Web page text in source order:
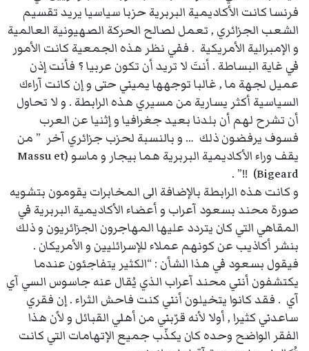
فرنسا كانت الأكاديمية البربرية حزبا سياسيا يريد تقسيم
الشعب الجزائري , تعمل لصالح الحركة الصهيونية العالمية
و الإمبرالية الأمريكية . ففي نظر هذه الجمعية كانت الأمور
في غاية البساطة . أنتَ لا تريد أن تكون عربيا ؟ فأنت إذن
عميل لجهة ما , غالبا توجهها يميني حتى و إن كانت آراءك
السياسية أكثر يسارية من مسيري هذه الرابطة . و لا تحاول
أن تشرح لهم أن بلدنا بعيد جغرافيا و إثنيا عن العرب
فسوف يرفضون ذلك … و بالنسبة لحزب جزائري آخر ” من
يقف وراء الأكاديمية البربرية هما بيجار و ماسو (Massu et
Bigeard) !!” .
و كانت هذه الرابطة بالإضافة الى المخابرات يقومون بتشويه
صورة محند بسعود آعراب و أعضاء الأكاديمية البربرية في
المقاهي التي كان يتردد عليها المهاجرون الجزائريون و ذلك
بنشر أكاذيب عن كونهم عملاء للإسرائليين و الأمريكان .
فيقول بسعود في هذا الشأن : “الكثير يتفاجئون عندما
يكتشفون أنني محند آعراب الذي يُقال عنه جاسوس السي آي
آي . فقد كانوا يتخيلون أنني كنت فاحش الثراء . إن فقري
ساعدني كثيرا , أولا لأنه قرّبني من أهلي القبائل و لأن هذا
الفقر الواضح وحده كان يكذّب جميع الإتهامات التي كانت